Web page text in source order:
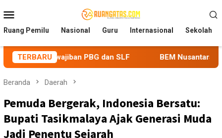
ke
kontenMobile
Ruang Pemilu Nasional Guru Internasional Sekolah
TERBARU
PBG dan SLF BEM Nusantara Priangan Timur
Beranda Daerah
Pemuda Bergerak, Indonesia Bersatu:
Bupati Tasikmalaya Ajak Generasi Muda
Jadi Penentu Sejarah